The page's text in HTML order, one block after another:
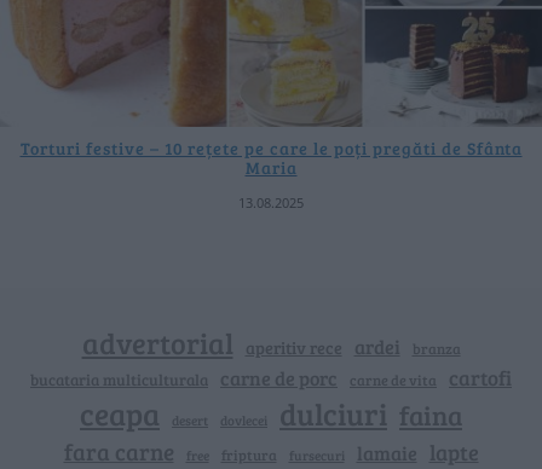
Torturi festive – 10 rețete pe care le poți pregăti de Sfânta
Maria
13.08.2025
advertorial aperitiv rece ardei branza
bucataria multiculturala carne de porc carne de vita cartofi
ceapa desert dovlecei dulciuri faina
fara carne free friptura fursecuri lamaie lapte